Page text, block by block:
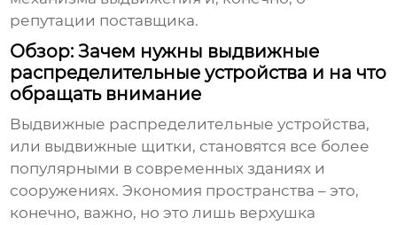
репутации поставщика.
Обзор: Зачем нужны выдвижные
распределительные устройства и на что
обращать внимание
Выдвижные распределительные устройства,
или выдвижные щитки, становятся все более
популярными в современных зданиях и
сооружениях. Экономия пространства – это,
конечно, важно, но это лишь верхушка